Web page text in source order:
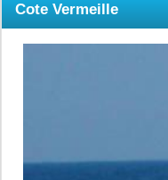
Cote Vermeille